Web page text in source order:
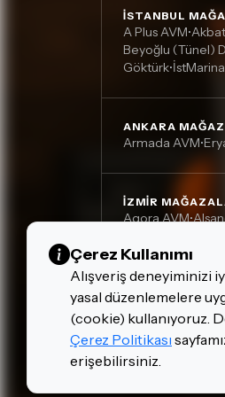
İSTANBUL
A Plus AVM•
Beyoğlu (Tünel)
Göktürk•
ANKARA
Armada AVM•
İZMIR
Agora AVM•
DIĞER
Adana,
Gizlilik Politikası
Çerez Kullanımı
Alışveriş deneyiminizi
yasal düzenlemelere
(cookie) kullanıyoruz.
Çerez Politikası
erişebilirsiniz.